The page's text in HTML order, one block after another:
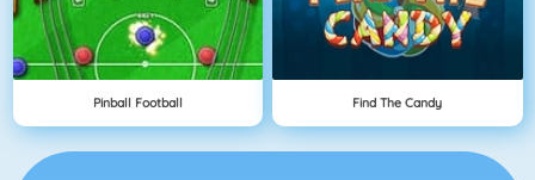
Pinball Football Find The Candy